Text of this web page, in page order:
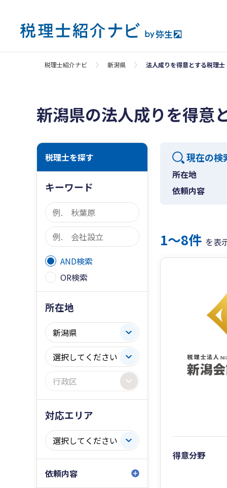
税理士紹介ナビ 新潟県 法人成りを得意とする税理
新潟県の法人成りを得意
税理士を探す
キーワード
AND検索
OR検索
所在地
対応エリア
依頼内容
現在の検
所在地
依頼内容
1〜8件 を表
得意分野